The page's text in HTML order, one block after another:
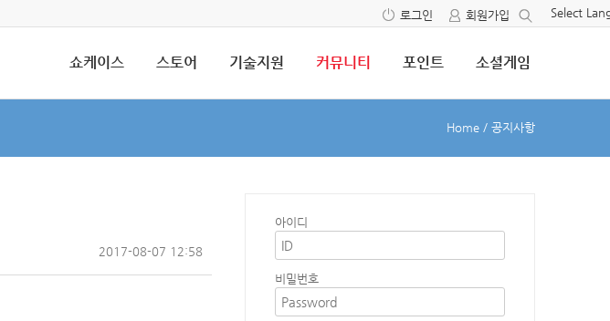
Select
로그인 회원가입
쇼케이스 스토어 기술지원 커뮤니티 포인트 소셜게임
Home / 공지사항
2017-08-07 12:58
아이디
비밀번호